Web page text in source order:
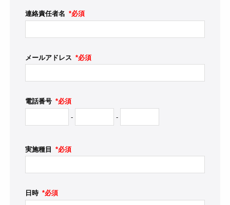
連絡責任者名 *必須
メールアドレス *必須
電話番号 *必須
- -
実施種目 *必須
日時 *必須